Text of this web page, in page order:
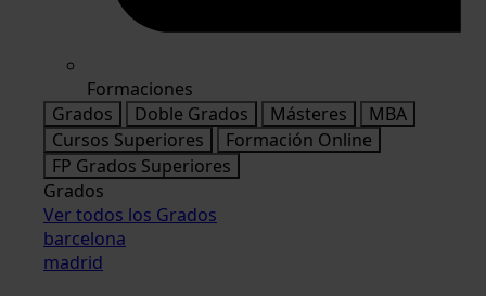
Formaciones
Grados
Doble Grados Másteres
MBA
Cursos Superiores
Formación Online
FP Grados Superiores
Grados
Ver todos los Grados
barcelona
madrid